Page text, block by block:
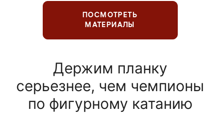
ПОСМОТРЕТЬ
МАТЕРИАЛЫ
Держим планку
серьезнее, чем чемпионы
по фигурному катанию